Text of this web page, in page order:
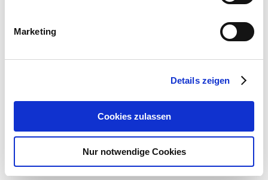
Marketing
Details zeigen
Cookies zulassen
Nur notwendige Cookies